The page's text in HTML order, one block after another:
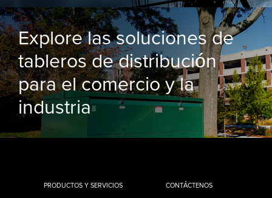
Explore las soluciones de
tableros de distribución
para el comercio y la
industria
PRODUCTOS Y SERVICIOS
CONTÁCTENOS